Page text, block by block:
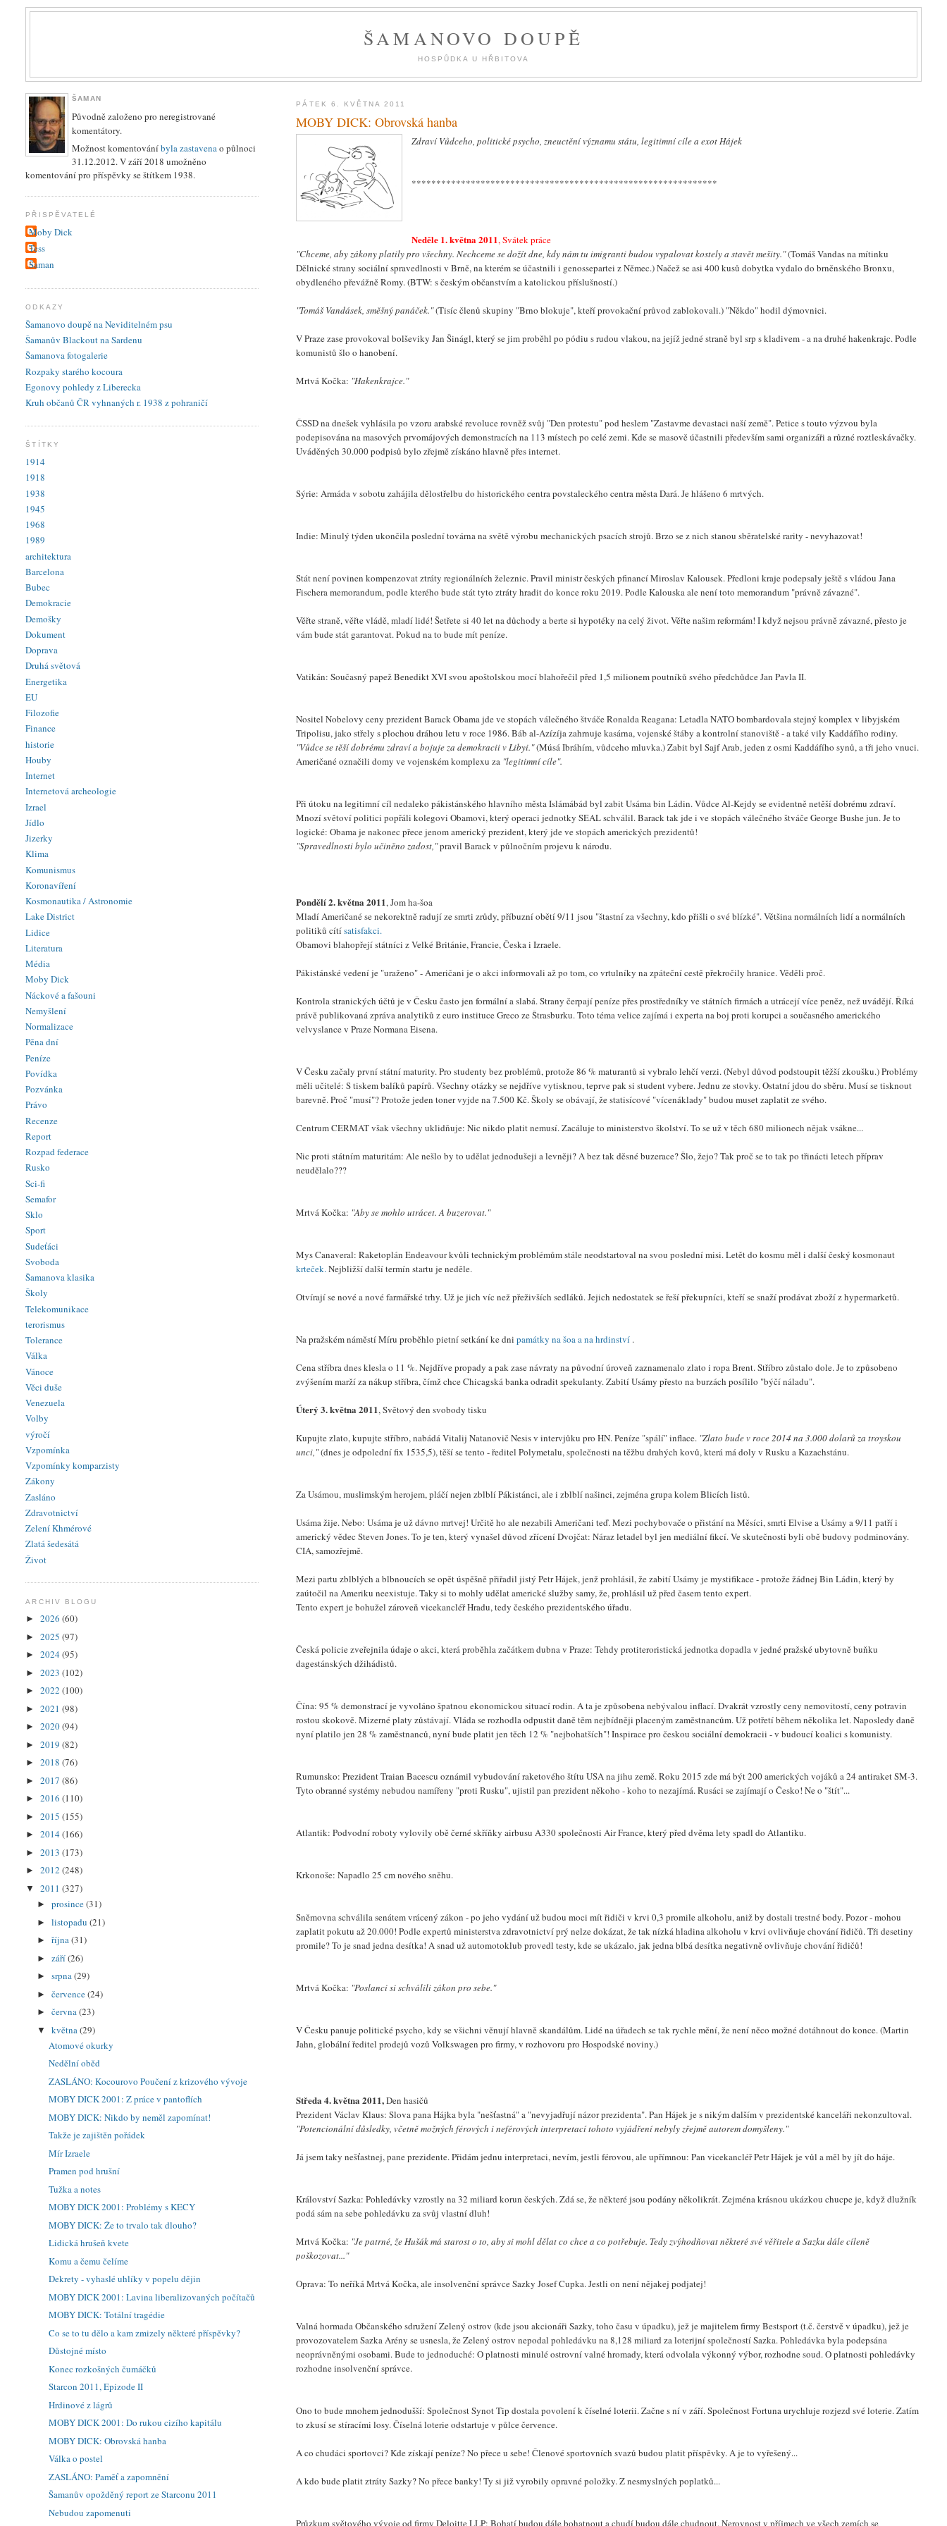
ŠAMANOVO DOUPĚ
HOSPŮDKA U HŘBITOVA
PÁTEK 6. KVĚTNA 2011
MOBY DICK: Obrovská hanba
Zdraví Vůdceho, politické psycho, zneuctění významu státu, legitimní cíle a exot Hájek
**************************************************************
Neděle 1. května 2011, Svátek práce
"Chceme, aby zákony platily pro všechny. Nechceme se dožít dne, kdy nám tu imigranti budou vypalovat kostely a stavět mešity."(Tomáš Vandas na mítinku
Dělnické strany sociální spravedlnosti v Brně, na kterém se účastnili i genossepartei z Němec.) Načež se asi 400 kusů dobytka vydalo do brněnského Bronxu,
obydleného převážně Romy. (BTW: s českým občanstvím a katolickou příslušností.)
"Tomáš Vandásek, směšný panáček."(Tisíc členů skupiny "Brno blokuje", kteří provokační průvod zablokovali.) "Někdo" hodil dýmovnici.
V Praze zase provokoval bolševiky Jan Šinágl, který se jim proběhl po pódiu s rudou vlakou, na jejíž jedné straně byl srp s kladivem - a na druhé hakenkrajc. Podle
komunistů šlo o hanobení.
Mrtvá Kočka: "Hakenkrajce."
ČSSD na dnešek vyhlásila po vzoru arabské revoluce rovněž svůj "Den protestu" pod heslem "Zastavme devastaci naší země". Petice s touto výzvou byla
podepisována na masových prvomájových demonstracích na 113 místech po celé zemi. Kde se masově účastnili především sami organizáři a různé roztleskávačky.
Uváděných 30.000 podpisů bylo zřejmě získáno hlavně přes internet.
Sýrie: Armáda v sobotu zahájila dělostřelbu do historického centra povstaleckého centra města Dará. Je hlášeno 6 mrtvých.
Indie: Minulý týden ukončila poslední továrna na světě výrobu mechanických psacích strojů. Brzo se z nich stanou sběratelské rarity - nevyhazovat!
Stát není povinen kompenzovat ztráty regionálních železnic. Pravil ministr českých pfinancí Miroslav Kalousek. Předloni kraje podepsaly ještě s vládou Jana
Fischera memorandum, podle kterého bude stát tyto ztráty hradit do konce roku 2019. Podle Kalouska ale není toto memorandum "právně závazné".
Věřte straně, věřte vládě, mladí lidé! Šetřete si 40 let na důchody a berte si hypotéky na celý život. Věřte našim reformám! I když nejsou právně závazné, přesto je
vám bude stát garantovat. Pokud na to bude mít peníze.
Vatikán: Současný papež Benedikt XVI svou apoštolskou mocí blahořečil před 1,5 milionem poutníků svého předchůdce Jan Pavla II.
Nositel Nobelovy ceny prezident Barack Obama jde ve stopách válečného štváče Ronalda Reagana: Letadla NATO bombardovala stejný komplex v libyjském
Tripolisu, jako střely s plochou dráhou letu v roce 1986. Báb al-Azízíja zahrnuje kasárna, vojenské štáby a kontrolní stanoviště - a také vily Kaddáfího rodiny.
"Vůdce se těší dobrému zdraví a bojuje za demokracii v Libyi."(Músá Ibráhím, vůdceho mluvka.) Zabit byl Sajf Arab, jeden z osmi Kaddáfího synů, a tři jeho vnuci.
Američané označili domy ve vojenském komplexu za "legitimní cíle".
Při útoku na legitimní cíl nedaleko pákistánského hlavního města Islámábád byl zabit Usáma bin Ládin. Vůdce Al-Kejdy se evidentně netěší dobrému zdraví.
Mnozí světoví politici popřáli kolegovi Obamovi, který operaci jednotky SEAL schválil. Barack tak jde i ve stopách válečného štváče George Bushe jun. Je to
logické: Obama je nakonec přece jenom americký prezident, který jde ve stopách amerických prezidentů!
"Spravedlnosti bylo učiněno zadost,"pravil Barack v půlnočním projevu k národu.
Pondělí 2. května 2011, Jom ha-šoa
Mladí Američané se nekorektně radují ze smrti zrůdy, příbuzní obětí 9/11 jsou "štastní za všechny, kdo přišli o své blízké". Většina normálních lidí a normálních
politiků cítísatisfakci.
Obamovi blahopřejí státníci z Velké Británie, Francie, Česka i Izraele.
Pákistánské vedení je "uraženo" - Američani je o akci informovali až po tom, co vrtulníky na zpáteční cestě překročily hranice. Věděli proč.
Kontrola stranických účtů je v Česku často jen formální a slabá. Strany čerpají peníze přes prostředníky ve státních firmách a utrácejí více peněz, než uvádějí. Říká
právě publikovaná zpráva analytiků z euro instituce Greco ze Štrasburku. Toto téma velice zajímá i experta na boj proti korupci a současného amerického
velvyslance v Praze Normana Eisena.
V Česku začaly první státní maturity. Pro studenty bez problémů, protože 86 % maturantů si vybralo lehčí verzi. (Nebyl důvod podstoupit těžší zkoušku.) Problémy
měli učitelé: S tiskem balíků papírů. Všechny otázky se nejdříve vytisknou, teprve pak si student vybere. Jednu ze stovky. Ostatní jdou do sběru. Musí se tisknout
barevně. Proč "musí"? Protože jeden toner vyjde na 7.500 Kč. Školy se obávají, že statisícové "vícenáklady" budou muset zaplatit ze svého.
Centrum CERMAT však všechny uklidňuje: Nic nikdo platit nemusí. Zacáluje to ministerstvo školství. To se už v těch 680 milionech nějak vsákne...
Nic proti státním maturitám: Ale nešlo by to udělat jednodušeji a levněji? A bez tak děsné buzerace? Šlo, žejo? Tak proč se to tak po třinácti letech příprav
neudělalo???
Mrtvá Kočka: "Aby se mohlo utrácet. A buzerovat."
Mys Canaveral: Raketoplán Endeavour kvůli technickým problémům stále neodstartoval na svou poslední misi. Letět do kosmu měl i další český kosmonaut
krteček.Nejbližší další termín startu je neděle.
Otvírají se nové a nové farmářské trhy. Už je jich víc než přeživších sedláků. Jejich nedostatek se řeší překupníci, kteří se snaží prodávat zboží z hypermarketů.
Na pražském náměstí Míru proběhlo pietní setkání ke dnipamátky na šoa a na hrdinství .
Cena stříbra dnes klesla o 11 %. Nejdříve propady a pak zase návraty na původní úroveň zaznamenalo zlato i ropa Brent. Stříbro zůstalo dole. Je to způsobeno
zvýšením marží za nákup stříbra, čímž chce Chicagská banka odradit spekulanty. Zabití Usámy přesto na burzách posílilo "býčí náladu".
Úterý 3. května 2011, Světový den svobody tisku
Kupujte zlato, kupujte stříbro, nabádá Vitalij Natanovič Nesis v intervjůku pro HN. Peníze "spálí" inflace. "Zlato bude v roce 2014 na 3.000 dolarů za troyskou
unci,"(dnes je odpolední fix 1535,5), těší se tento - ředitel Polymetalu, společnosti na těžbu drahých kovů, která má doly v Rusku a Kazachstánu.
Za Usámou, muslimským herojem, pláčí nejen zblblí Pákistánci, ale i zblblí našinci, zejména grupa kolem Blicích listů.
Usáma žije. Nebo: Usáma je už dávno mrtvej! Určitě ho ale nezabili Američani teď. Mezi pochybovače o přistání na Měsíci, smrti Elvise a Usámy a 9/11 patří i
americký vědec Steven Jones. To je ten, který vynašel důvod zřícení Dvojčat: Náraz letadel byl jen mediální fikcí. Ve skutečnosti byli obě budovy podminovány.
CIA, samozřejmě.
Mezi partu zblblých a blbnoucích se opět úspěšně přiřadil jistý Petr Hájek, jenž prohlásil, že zabití Usámy je mystifikace - protože žádnej Bin Ládin, který by
zaútočil na Ameriku neexistuje. Taky si to mohly udělat americké služby samy, že, prohlásil už před časem tento expert.
Tento expert je bohužel zároveň vicekancléř Hradu, tedy českého prezidentského úřadu.
Česká policie zveřejnila údaje o akci, která proběhla začátkem dubna v Praze: Tehdy protiteroristická jednotka dopadla v jedné pražské ubytovně buňku
dagestánských džihádistů.
Čína: 95 % demonstrací je vyvoláno špatnou ekonomickou situací rodin. A ta je způsobena nebývalou inflací. Dvakrát vzrostly ceny nemovitostí, ceny potravin
rostou skokově. Mizerné platy zůstávají. Vláda se rozhodla odpustit daně těm nejbídněji placeným zaměstnancům. Už potřetí během několika let. Naposledy daně
nyní platilo jen 28 % zaměstnanců, nyní bude platit jen těch 12 % "nejbohatších"! Inspirace pro českou sociální demokracii - v budoucí koalici s komunisty.
Rumunsko: Prezident Traian Bacescu oznámil vybudování raketového štítu USA na jihu země. Roku 2015 zde má být 200 amerických vojáků a 24 antiraket SM-3.
Tyto obranné systémy nebudou namířeny "proti Rusku", ujistil pan prezident někoho - koho to nezajímá. Rusáci se zajímají o Česko! Ne o "štít"...
Atlantik: Podvodní roboty vylovily obě černé skříňky airbusu A330 společnosti Air France, který před dvěma lety spadl do Atlantiku.
Krkonoše: Napadlo 25 cm nového sněhu.
Sněmovna schválila senátem vrácený zákon - po jeho vydání už budou moci mít řidiči v krvi 0,3 promile alkoholu, aniž by dostali trestné body. Pozor - mohou
zaplatit pokutu až 20.000! Podle expertů ministerstva zdravotnictví prý nelze dokázat, že tak nízká hladina alkoholu v krvi ovlivňuje chování řidičů. Tři desetiny
promile? To je snad jedna desítka! A snad už automotoklub provedl testy, kde se ukázalo, jak jedna blbá desítka negativně ovlivňuje chování řidičů!
Mrtvá Kočka: "Poslanci si schválili zákon pro sebe."
V Česku panuje politické psycho, kdy se všichni věnují hlavně skandálům. Lidé na úřadech se tak rychle mění, že není něco možné dotáhnout do konce. (Martin
Jahn, globální ředitel prodejů vozů Volkswagen pro firmy, v rozhovoru pro Hospodské noviny.)
Středa 4. května 2011,Den hasičů
Prezident Václav Klaus: Slova pana Hájka byla "nešťastná" a "nevyjadřují názor prezidenta". Pan Hájek je s nikým dalším v prezidentské kanceláři nekonzultoval.
"Potencionální důsledky, včetně možných férových i neférových interpretací tohoto vyjádření nebyly zřejmě autorem domyšleny."
Já jsem taky nešťastnej, pane prezidente. Přidám jednu interpretaci, nevím, jestli férovou, ale upřímnou: Pan vicekancléř Petr Hájek je vůl a měl by jít do háje.
Království Sazka: Pohledávky vzrostly na 32 miliard korun českých. Zdá se, že některé jsou podány několikrát. Zejména krásnou ukázkou chucpe je, když dlužník
podá sám na sebe pohledávku za svůj vlastní dluh!
Mrtvá Kočka: "Je patrné, že Hušák má starost o to, aby si mohl dělat co chce a co potřebuje. Tedy zvýhodňovat některé své věřitele a Sazku dále cíleně
poškozovat..."
Oprava: To neříká Mrtvá Kočka, ale insolvenční správce Sazky Josef Cupka. Jestli on není nějakej podjatej!
Valná hormada Občanského sdružení Zelený ostrov (kde jsou akcionáři Sazky, toho času v úpadku), jež je majitelem firmy Bestsport (t.č. čerstvě v úpadku), jež je
provozovatelem Sazka Arény se usnesla, že Zelený ostrov nepodal pohledávku na 8,128 miliard za loterijní společností Sazka. Pohledávka byla podepsána
neoprávněnými osobami. Bude to jednoduché: O platnosti minulé ostrovní valné hromady, která odvolala výkonný výbor, rozhodne soud. O platnosti pohledávky
rozhodne insolvenční správce.
Ono to bude mnohem jednodušší: Společnost Synot Tip dostala povolení k číselné loterii. Začne s ní v září. Společnost Fortuna urychluje rozjezd své loterie. Zatím
to zkusí se stíracími losy. Číselná loterie odstartuje v půlce července.
A co chudáci sportovci? Kde získají peníze? No přece u sebe! Členové sportovních svazů budou platit příspěvky. A je to vyřešený...
A kdo bude platit ztráty Sazky? No přece banky! Ty si již vyrobily opravné položky. Z nesmyslných poplatků...
Průzkum světového vývoje od firmy Deloitte LLP: Bohatí budou dále bohatnout a chudí budou dále chudnout. Nerovnost v příjmech ve všech zemích se
ŠAMAN
Původně založeno pro neregistrované
komentátory.
Možnost komentováníbyla zastavenao půlnoci
31.12.2012. V září 2018 umožněno
komentování pro příspěvky se štítkem 1938.
PŘISPĚVATELÉ
Moby Dick
Tess
Šaman
ODKAZY
Šamanovo doupě na Neviditelném psu
Šamanův Blackout na Sardenu
Šamanova fotogalerie
Rozpaky starého kocoura
Egonovy pohledy z Liberecka
Kruh občanů ČR vyhnaných r. 1938 z pohraničí
ŠTÍTKY
1914
1918
1938
1945
1968
1989
architektura
Barcelona
Bubec
Demokracie
Demošky
Dokument
Doprava
Druhá světová
Energetika
EU
Filozofie
Finance
historie
Houby
Internet
Internetová archeologie
Izrael
Jídlo
Jizerky
Klima
Komunismus
Koronavíření
Kosmonautika / Astronomie
Lake District
Lidice
Literatura
Média
Moby Dick
Náckové a fašouni
Nemyšlení
Normalizace
Pěna dní
Peníze
Povídka
Pozvánka
Právo
Recenze
Report
Rozpad federace
Rusko
Sci-fi
Semafor
Sklo
Sport
Sudeťáci
Svoboda
Šamanova klasika
Školy
Telekomunikace
terorismus
Tolerance
Válka
Vánoce
Věci duše
Venezuela
Volby
výročí
Vzpomínka
Vzpomínky komparzisty
Zákony
Zasláno
Zdravotnictví
Zelení Khmérové
Zlatá šedesátá
Život
ARCHIV BLOGU
►2026(60)
►2025(97)
►2024(95)
►2023(102)
►2022(100)
►2021(98)
►2020(94)
►2019(82)
►2018(76)
►2017(86)
►2016(110)
►2015(155)
►2014(166)
►2013(173)
►2012(248)
▼2011(327)
►prosince(31)
►listopadu(21)
►října(31)
►září(26)
►srpna(29)
►července(24)
►června(23)
▼května(29)
Atomové okurky
Nedělní oběd
ZASLÁNO: Kocourovo Poučení z krizového vývoje
MOBY DICK 2001: Z práce v pantoflích
MOBY DICK: Nikdo by neměl zapomínat!
Takže je zajištěn pořádek
Mír Izraele
Pramen pod hrušní
Tužka a notes
MOBY DICK 2001: Problémy s KECY
MOBY DICK: Že to trvalo tak dlouho?
Lidická hrušeň kvete
Komu a čemu čelíme
Dekrety - vyhaslé uhlíky v popelu dějin
MOBY DICK 2001: Lavina liberalizovaných počítačů
MOBY DICK: Totální tragédie
Co se to tu dělo a kam zmizely některé příspěvky?
Důstojné místo
Konec rozkošných čumáčků
Starcon 2011, Epizode II
Hrdinové z lágrů
MOBY DICK 2001: Do rukou cizího kapitálu
MOBY DICK: Obrovská hanba
Válka o postel
ZASLÁNO: Paměť a zapomnění
Šamanův opožděný report ze Starconu 2011
Nebudou zapomenuti